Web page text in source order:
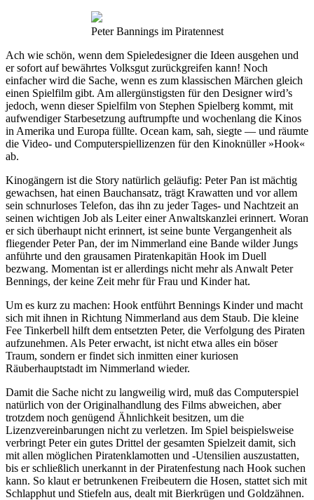
Peter Bannings im Piratennest
Ach wie schön, wenn dem Spieledesigner die Ideen ausgehen und
er sofort auf bewährtes Volksgut zurückgreifen kann! Noch
einfacher wird die Sache, wenn es zum klassischen Märchen gleich
einen Spielfilm gibt. Am allergünstigsten für den Designer wird’s
jedoch, wenn dieser Spielfilm von Stephen Spielberg kommt, mit
aufwendiger Starbesetzung auftrumpfte und wochenlang die Kinos
in Amerika und Europa füllte. Ocean kam, sah, siegte — und räumte
die Video- und Computerspiellizenzen für den Kinoknüller »Hook«
ab.
Kinogängern ist die Story natürlich geläufig: Peter Pan ist mächtig
gewachsen, hat einen Bauchansatz, trägt Krawatten und vor allem
sein schnurloses Telefon, das ihn zu jeder Tages- und Nachtzeit an
seinen wichtigen Job als Leiter einer Anwaltskanzlei erinnert. Woran
er sich überhaupt nicht erinnert, ist seine bunte Vergangenheit als
fliegender Peter Pan, der im Nimmerland eine Bande wilder Jungs
anführte und den grausamen Piratenkapitän Hook im Duell
bezwang. Momentan ist er allerdings nicht mehr als Anwalt Peter
Bennings, der keine Zeit mehr für Frau und Kinder hat.
Um es kurz zu machen: Hook entführt Bennings Kinder und macht
sich mit ihnen in Richtung Nimmerland aus dem Staub. Die kleine
Fee Tinkerbell hilft dem entsetzten Peter, die Verfolgung des Piraten
aufzunehmen. Als Peter erwacht, ist nicht etwa alles ein böser
Traum, sondern er findet sich inmitten einer kuriosen
Räuberhauptstadt im Nimmerland wieder.
Damit die Sache nicht zu langweilig wird, muß das Computerspiel
natürlich von der Originalhandlung des Films abweichen, aber
trotzdem noch genügend Ähnlichkeit besitzen, um die
Lizenzvereinbarungen nicht zu verletzen. Im Spiel beispielsweise
verbringt Peter ein gutes Drittel der gesamten Spielzeit damit, sich
mit allen möglichen Piratenklamotten und -Utensilien auszustatten,
bis er schließlich unerkannt in der Piratenfestung nach Hook suchen
kann. So klaut er betrunkenen Freibeutern die Hosen, stattet sich mit
Schlapphut und Stiefeln aus, dealt mit Bierkrügen und Goldzähnen.